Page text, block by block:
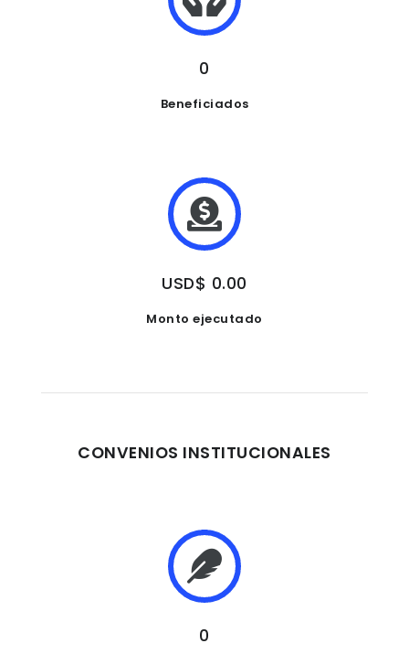
0
Beneficiados
USD$ 0.00
Monto ejecutado
CONVENIOS INSTITUCIONALES
0